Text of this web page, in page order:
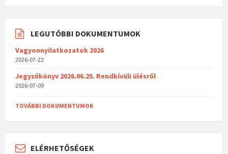
LEGUTÓBBI DOKUMENTUMOK
Vagyonnyilatkozatok 2026
2026-07-22
Jegyzőkönyv 2026.06.25. Rendkívüli ülésről
2026-07-09
TOVÁBBI DOKUMENTUMOK
ELÉRHETŐSÉGEK